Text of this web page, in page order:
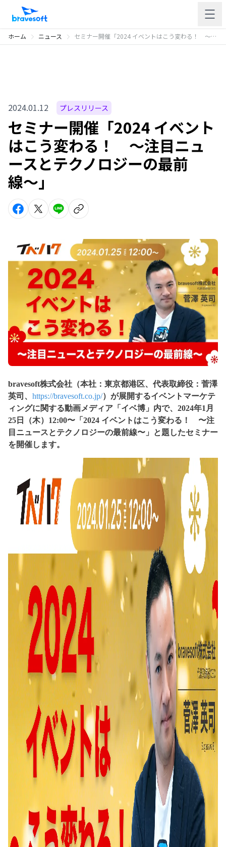
ホーム ニュース セミナー開催「2024 イベントはこう変わる！ 〜注目ニュースとテクノロジーの最前線〜」
2024.01.12 プレスリリース
セミナー開催「2024 イベント
はこう変わる！ 〜注目ニュ
ースとテクノロジーの最前
線〜」
bravesoft株式会社（本社：東京都港区、代表取締役：菅澤
英司、 https://bravesoft.co.jp/）が展開するイベントマーケテ
ィングに関する動画メディア「イベ博」内で、2024年1月
25日（木）12:00〜「2024 イベントはこう変わる！ 〜注
目ニュースとテクノロジーの最前線〜」と題したセミナー
を開催します。